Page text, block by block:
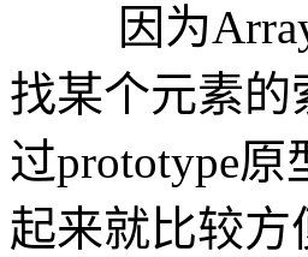
因为
找某个元素
过prototype原
起来就比较方